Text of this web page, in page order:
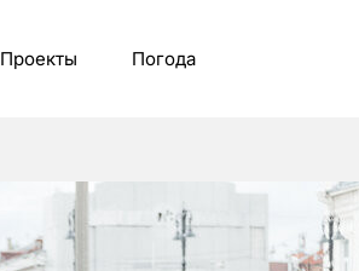
Проекты Погода